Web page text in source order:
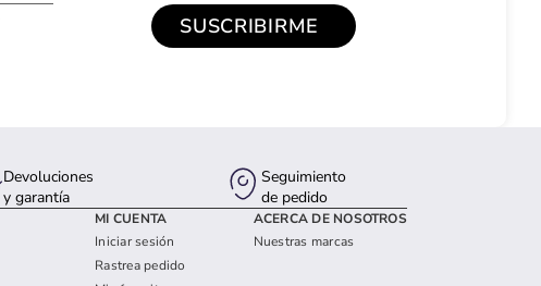
Devoluciones
y garantía
Seguimiento
de pedido
MI CUENTA
Iniciar sesión
Rastrea pedido
ACERCA DE NOSOTROS
Nuestras marcas